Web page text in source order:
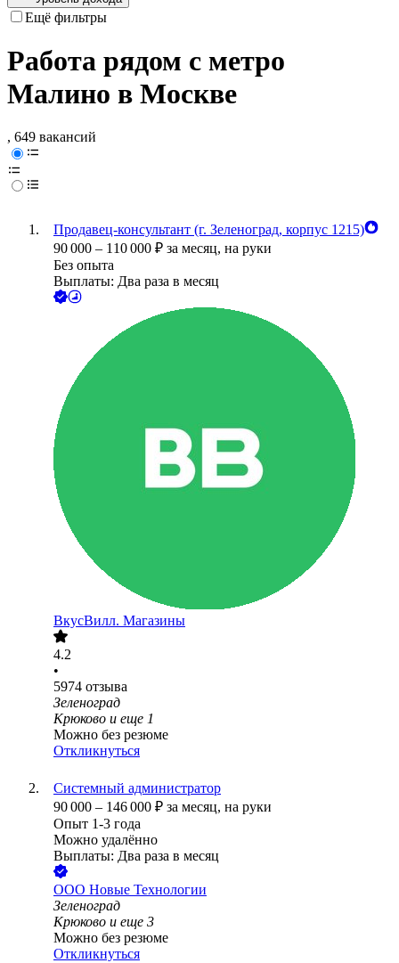
Ещё фильтры
Работа рядом с метро
Малино в Москве
, 649 вакансий
Продавец-консультант (г. Зеленоград, корпус 1215)
90 000 – 110 000 ₽ за месяц, на руки
Без опыта
Выплаты: Два раза в месяц
ВкусВилл. Магазины
4.2
•
5974 отзыва
Зеленоград
Крюково и еще 1
Можно без резюме
Откликнуться
Системный администратор
90 000 – 146 000 ₽ за месяц, на руки
Опыт 1-3 года
Можно удалённо
Выплаты: Два раза в месяц
ООО Новые Технологии
Зеленоград
Крюково и еще 3
Можно без резюме
Откликнуться